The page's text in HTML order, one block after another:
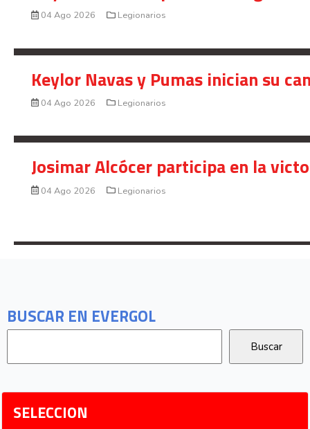
BUSCAR EN EVERGOL
SELECCION
04 Ago 2026 Legionarios
Keylor Navas y Pumas inician su
04 Ago 2026 Legionarios
Josimar Alcócer participa en la
04 Ago 2026 Legionarios